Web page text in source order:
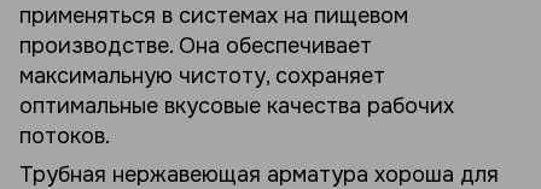
применяться в системах на пищевом
производстве. Она обеспечивает
максимальную чистоту, сохраняет
оптимальные вкусовые качества рабочих
потоков.
Трубная нержавеющая арматура хороша для